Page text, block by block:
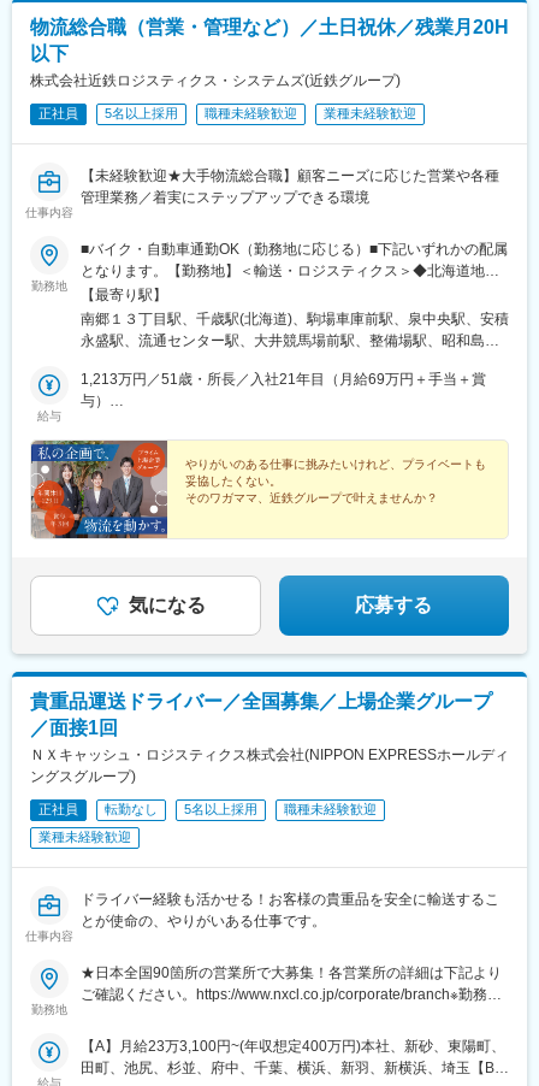
物流総合職（営業・管理など）／土日祝休／残業月20H
以下
株式会社近鉄ロジスティクス・システムズ(近鉄グループ)
正社員 5名以上採用 職種未経験歓迎 業種未経験歓迎
仕事内容
【未経験歓迎★大手物流総合職】顧客ニーズに応じた営業や各種
管理業務／着実にステップアップできる環境
勤務地
■バイク・自動車通勤OK（勤務地に応じる）■下記いずれかの配属
となります。【勤務地】＜輸送・ロジスティクス＞◆北海道地域
北海道札幌市、千歳市、函館市◆東北地域宮城県仙台市福島県郡
山市◆関東地域東京都品川区、大田区、国立市埼玉県戸田市、加
須市栃木県宇都宮市群馬県高崎市千葉県流山市、市川市、山武郡
部地域静岡県静岡市愛知県北名古屋市、小牧市三重県三重郡川越
町、四日市市◆関西・中国地域大阪府大阪市滋賀県湖南市京都府
熊本県上益城郡益城長崎県長崎市鹿児島県霧島市大分県大分市
【受動喫煙対策】敷地内喫煙可能場所あり★将来的に転勤の可能
性もあります。全国各地に拠点を展開する近鉄グループだからこ
そ、様々な地域のお客様や物流現場を経験できるチャンスと言え
るでしょう。新しい土地での出会いや多様なビジネスに触れるこ
がります！
【最寄り駅】
南郷１３丁目駅、千歳駅(北海道)、駒場車庫前駅、泉中央駅、安積
永盛駅、流通センター駅、大井競馬場前駅、整備場駅、昭和島
俣新町駅、芝山千代田駅、谷保駅、小井川駅、甲斐住吉駅、東門
前駅、本厚木駅、春日町駅、西春駅、石仏駅、川越富洲原駅、暁
駅、苅藻駅、井口駅(広島県)、東比恵駅、肥後大津駅、現川駅、中
福良駅、大分駅、穴守稲荷駅、天空橋駅
給与
1,213万円／51歳・所長／入社21年目（月給69万円＋手当＋賞
与）
与）
やりがいのある仕事に挑みたいけれど、プライベートも
妥協したくない。
そのワガママ、近鉄グループで叶えませんか？
★住宅手当
☆退職金制度
気になる 応募する
貴重品運送ドライバー／全国募集／上場企業グループ
／面接1回
ＮＸキャッシュ・ロジスティクス株式会社(NIPPON EXPRESSホールディ
ングスグループ)
正社員 転勤なし 5名以上採用
職種未経験歓迎
業種未経験歓迎
仕事内容
ドライバー経験も活かせる！お客様の貴重品を安全に輸送するこ
とが使命の、やりがいある仕事です。
勤務地
★日本全国90箇所の営業所で大募集！各営業所の詳細は下記より
ご確認ください。https://www.nxcl.co.jp/corporate/branch※勤務地
カー通勤OK（拠点により異なる）
給与
【A】月給23万3,100円~(年収想定400万円)本社、新砂、東陽町、
田町、池尻、杉並、府中、千葉、横浜、新羽、新横浜、埼玉【B】